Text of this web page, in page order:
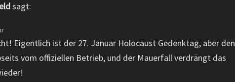
sagt:
Eigentlich ist der 27. Januar Holocaust Gedenktag, aber den
vom offiziellen Betrieb, und der Mauerfall verdrängt das